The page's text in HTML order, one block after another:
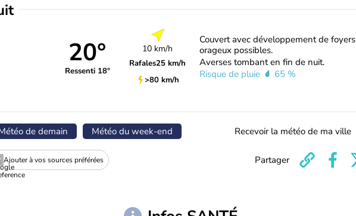
20°
Ressenti 18°
10 km/h
Rafales25 km/h
>80 km/h
Couvert avec développement de foyers
orageux possibles.
Averses tombant en fin de nuit.
Risque de pluie
65 %
de demain Météo du week-end Recevoir la météo de ma ville
Ajouter à vos sources préférées Partager